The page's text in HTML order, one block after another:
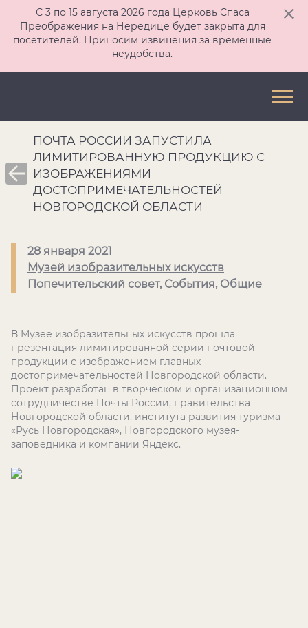
С 3 по 15 августа 2026 года Церковь Спаса
Преображения на Нередице будет закрыта для
посетителей. Приносим извинения за временные
неудобства.
ПОЧТА РОССИИ ЗАПУСТИЛА
ЛИМИТИРОВАННУЮ ПРОДУКЦИЮ С
ИЗОБРАЖЕНИЯМИ
ДОСТОПРИМЕЧАТЕЛЬНОСТЕЙ
НОВГОРОДСКОЙ ОБЛАСТИ
28 января 2021
Музей изобразительных искусств
Попечительский совет, События, Общие
В Музее изобразительных искусств прошла
презентация лимитированной серии почтовой
продукции с изображением главных
достопримечательностей Новгородской области.
Проект разработан в творческом и организационном
сотрудничестве Почты России, правительства
Новгородской области, института развития туризма
«Русь Новгородская», Новгородского музея-
заповедника и компании Яндекс.